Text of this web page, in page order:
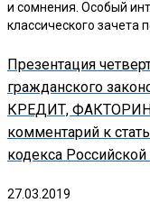
и сомнения. Особый
классического зачета
Презентация
гражданского
КРЕДИТ,
комментарий к
кодекса
27.03.2019